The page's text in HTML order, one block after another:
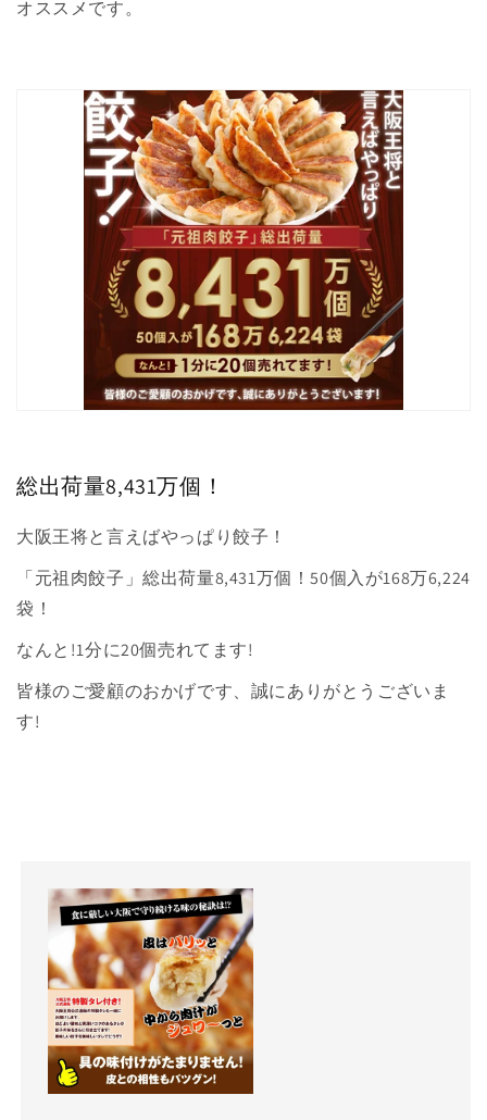
オススメです。
総出荷量8,431万個！
大阪王将と言えばやっぱり餃子！
「元祖肉餃子」総出荷量8,431万個！50個入が168万6,224
袋！
なんと!1分に20個売れてます!
皆様のご愛顧のおかげです、誠にありがとうございま
す!